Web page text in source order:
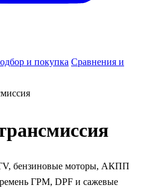
и покупка Сравнения и
бензиновые моторы, АКПП
ремень ГРМ, DPF и сажевые